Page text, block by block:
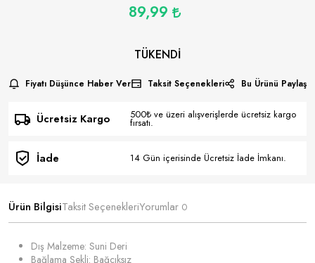
89,99
TÜKENDI
Fiyatı Düşünce Haber Ver Taksit Seçenekleri Bu Ürünü Paylaş
Ücretsiz Kargo 500₺ ve üzeri alışverişlerde ücretsiz kargo
fırsatı.
İade 14 Gün içerisinde Ücretsiz İade İmkanı.
Ürün BilgisiTaksit SeçenekleriYorumlar 0
Dış Malzeme: Suni Deri
Bağlama Şekli: Bağcıksız